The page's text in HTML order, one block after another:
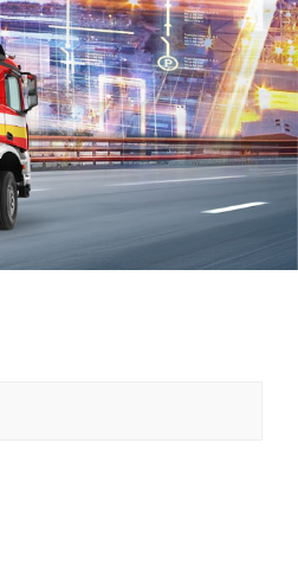
Melayu ไทย
Tiếng Việt Indonesia
中文 қазақ
Filipino